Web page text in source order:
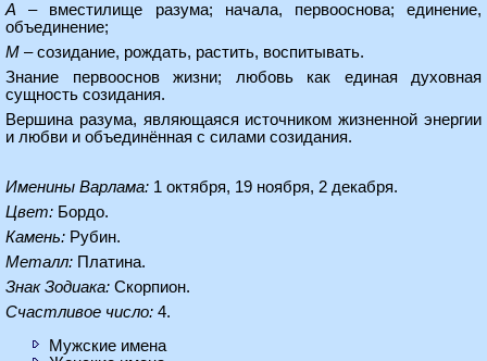
А – вместилище разума; начала, первооснова; единение,
объединение;
М – созидание, рождать, растить, воспитывать.
Знание первооснов жизни; любовь как единая духовная
сущность созидания.
Вершина разума, являющаяся источником жизненной энергии
и любви и объединённая с силами созидания.
Именины Варлама: 1 октября, 19 ноября, 2 декабря.
Цвет: Бордо.
Камень: Рубин.
Металл: Платина.
Знак Зодиака: Скорпион.
Счастливое число: 4.
Мужские имена